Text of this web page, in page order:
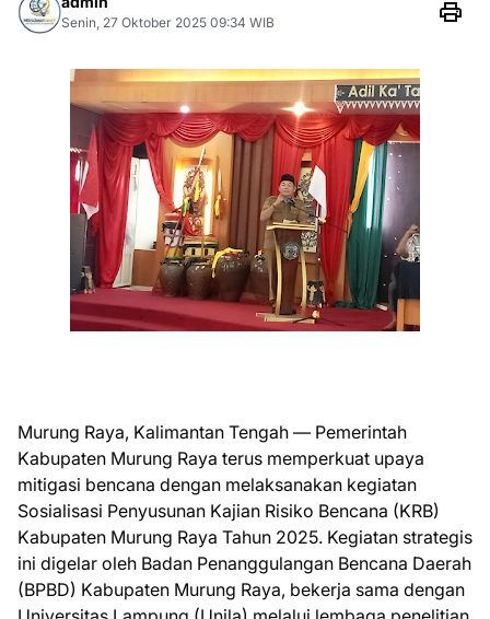
Senin, 27 Oktober 2025 09:34 WIB
Murung Raya, Kalimantan Tengah — Pemerintah
Kabupaten Murung Raya terus memperkuat upaya
mitigasi bencana dengan melaksanakan kegiatan
Sosialisasi Penyusunan Kajian Risiko Bencana (KRB)
Kabupaten Murung Raya Tahun 2025. Kegiatan strategis
ini digelar oleh Badan Penanggulangan Bencana Daerah
(BPBD) Kabupaten Murung Raya, bekerja sama dengan